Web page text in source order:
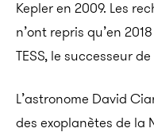
Kepler en 2009. Les
n’ont repris qu’en
TESS, le successeur de
L’astronome David
des exoplanètes de la